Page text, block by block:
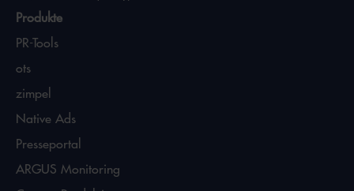
Produkte
PR-Tools
ots
zimpel
Native Ads
Presseportal
ARGUS Monitoring